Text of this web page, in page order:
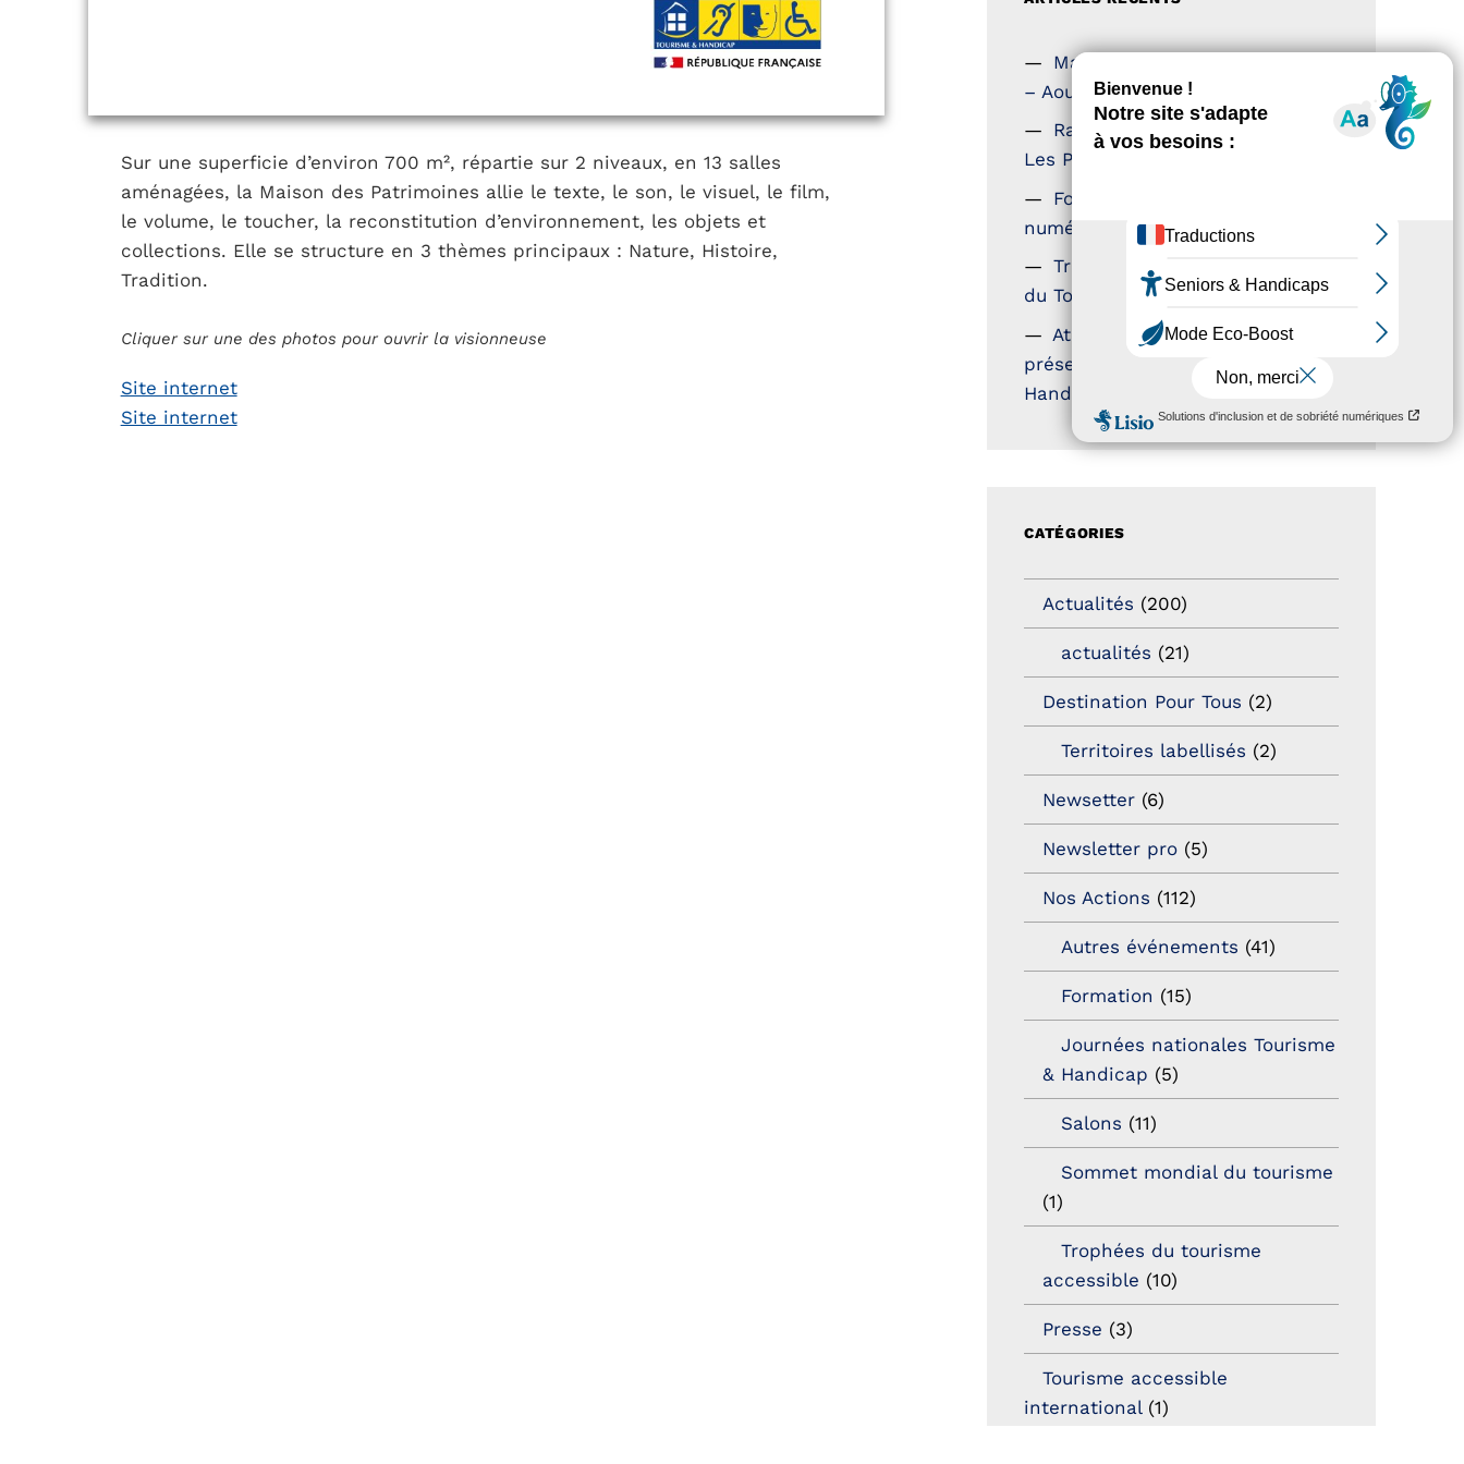
Sur une superficie d’environ 700 m², répartie sur 2 niveaux, en 13 salles
aménagées, la Maison des Patrimoines allie le texte, le son, le visuel, le film,
le volume, le toucher, la reconstitution d’environnement, les objets et
collections. Elle se structure en 3 thèmes principaux : Nature, Histoire,
Tradition.
Cliquer sur une des photos pour ouvrir la visionneuse
Site internet
Site internet
Magazine Tourisme Accessible
– Aout 2026
Rallye Aicha des Gazelles –
Les Petillantes
Formation Communication
numérique
Trophées Horizons – Acteurs
du Tourisme Durable
Atout France – flyer
présentation label Tourisme &
Handicap
CATÉGORIES
Actualités (200)
actualités (21)
Destination Pour Tous (2)
Territoires labellisés (2)
Newsetter (6)
Newsletter pro (5)
Nos Actions (112)
Autres événements (41)
Formation (15)
Journées nationales Tourisme
& Handicap (5)
Salons (11)
Sommet mondial du tourisme
(1)
Trophées du tourisme
accessible (10)
Presse (3)
Tourisme accessible
international(1)